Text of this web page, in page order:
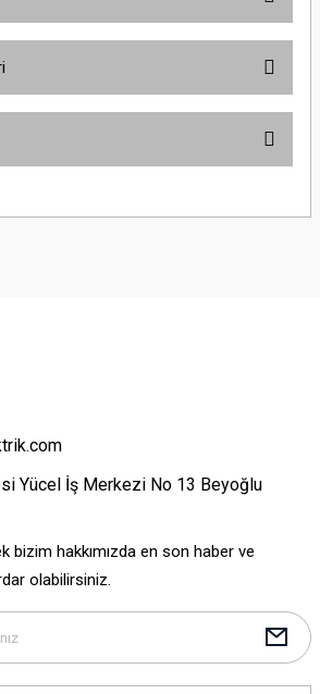
öneri formunu kullanarak tarafımıza
daha pahalı.
Gönder
Yücel İş Merkezi No 13 Beyoğlu
bizim hakkımızda en son haber ve
olabilirsiniz.